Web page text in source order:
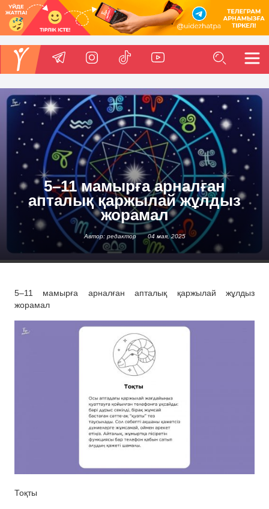
5–11 мамырға арналған
апталық қаржылай жұлдыз
жорамал
Автор: редактор 04 мая, 2025
5–11 мамырға арналған апталық қаржылай жұлдыз
жорамал
Тоқты